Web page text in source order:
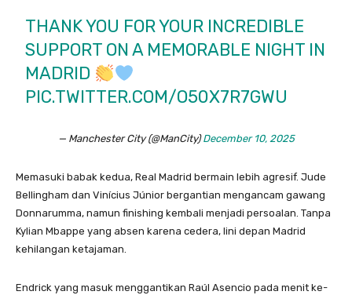
THANK YOU FOR YOUR INCREDIBLE
SUPPORT ON A MEMORABLE NIGHT IN
MADRID
PIC.TWITTER.COM/O50X7R7GWU
— Manchester City (@ManCity)December 10, 2025
Memasuki babak kedua, Real Madrid bermain lebih agresif. Jude
Bellingham dan Vinícius Júnior bergantian mengancam gawang
Donnarumma, namun finishing kembali menjadi persoalan. Tanpa
Kylian Mbappe yang absen karena cedera, lini depan Madrid
kehilangan ketajaman.
Endrick yang masuk menggantikan Raúl Asencio pada menit ke-